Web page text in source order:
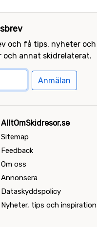
och få tips, nyheter och
och annat skidrelaterat.
Anmälan
AlltOmSkidresor.se
Sitemap
Feedback
Om oss
Annonsera
Dataskyddspolicy
Nyheter, tips och inspiration